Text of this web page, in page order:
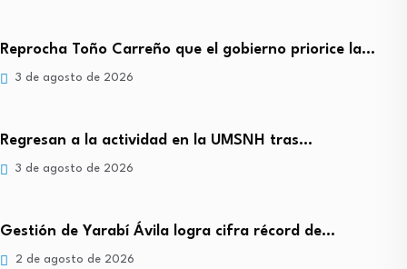
Reprocha Toño Carreño que el gobierno priorice la…
3 de agosto de 2026
Regresan a la actividad en la UMSNH tras…
3 de agosto de 2026
Gestión de Yarabí Ávila logra cifra récord de…
2 de agosto de 2026